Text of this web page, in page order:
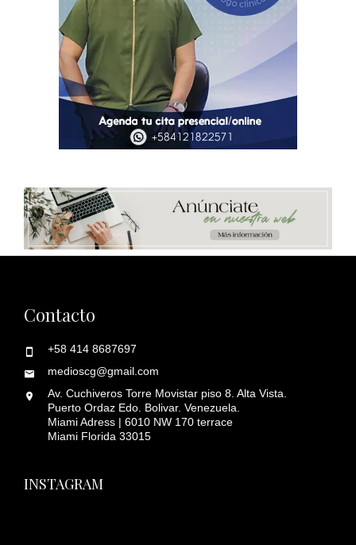
Contacto
+58 414 8687697
medioscg@gmail.com
Av. Cuchiveros Torre Movistar piso 8. Alta Vista.
Puerto Ordaz Edo. Bolivar. Venezuela.
Miami Adress | 6010 NW 170 terrace
Miami Florida 33015
INSTAGRAM